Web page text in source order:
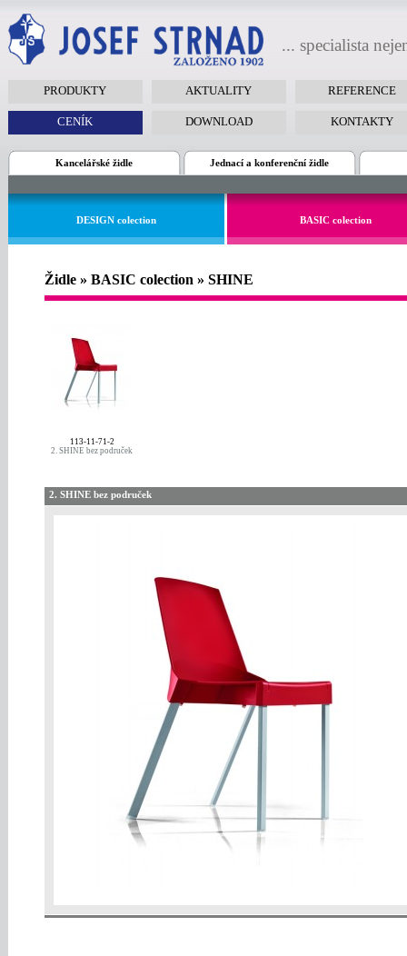
... specialista
PRODUKTY AKTUALITY REFERENCE
CENÍK DOWNLOAD KONTAKTY
Kancelářské židle Jednací a konferenční židle
DESIGN colection BASIC colection
Židle » BASIC colection » SHINE
113-11-71-2
2. SHINE bez područek
2. SHINE bez područek